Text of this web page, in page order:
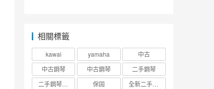
相關標籤
kawai yamaha
中古
中古鋼琴
中古鋼琴
二手鋼琴
保固